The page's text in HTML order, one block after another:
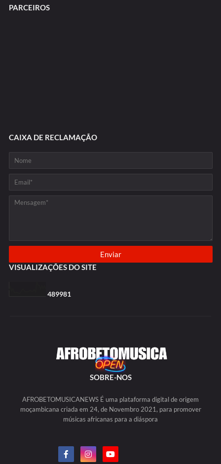
PARCEIROS
CAIXA DE RECLAMAÇÃO
VISUALIZAÇÕES DO SITE
489981
SOBRE-NOS
AFROBETOMUSICANEWS É uma plataforma digital de origem
moçambicana criada em 24, de Novembro 2021, para promover
músicas africanas para a diáspora